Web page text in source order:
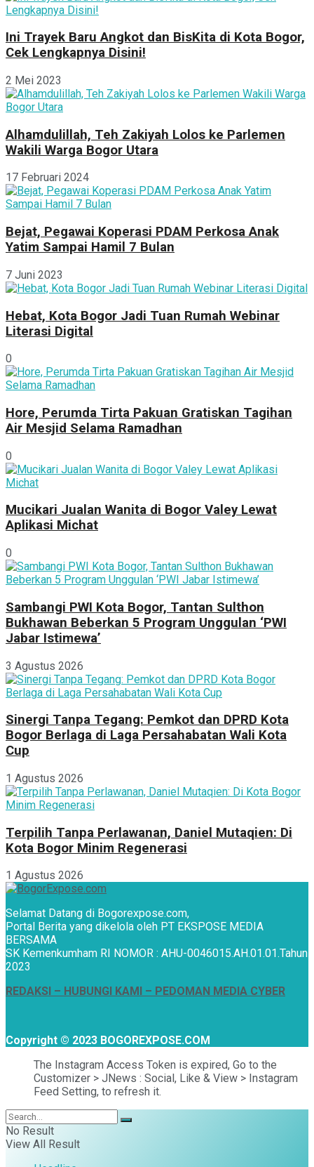
Ini Trayek Baru Angkot dan BisKita di Kota Bogor,
Cek Lengkapnya Disini!
2 Mei 2023
Alhamdulillah, Teh Zakiyah Lolos ke Parlemen
Wakili Warga Bogor Utara
17 Februari 2024
Bejat, Pegawai Koperasi PDAM Perkosa Anak
Yatim Sampai Hamil 7 Bulan
7 Juni 2023
Hebat, Kota Bogor Jadi Tuan Rumah Webinar
Literasi Digital
0
Hore, Perumda Tirta Pakuan Gratiskan Tagihan
Air Mesjid Selama Ramadhan
0
Mucikari Jualan Wanita di Bogor Valey Lewat
Aplikasi Michat
0
Sambangi PWI Kota Bogor, Tantan Sulthon
Bukhawan Beberkan 5 Program Unggulan ‘PWI
Jabar Istimewa’
3 Agustus 2026
Sinergi Tanpa Tegang: Pemkot dan DPRD Kota
Bogor Berlaga di Laga Persahabatan Wali Kota
Cup
1 Agustus 2026
Terpilih Tanpa Perlawanan, Daniel Mutaqien: Di
Kota Bogor Minim Regenerasi
1 Agustus 2026
Selamat Datang di Bogorexpose.com,
Portal Berita yang dikelola oleh PT EKSPOSE MEDIA
BERSAMA
SK Kemenkumham RI NOMOR : AHU-0046015.AH.01.01.Tahun
2023
REDAKSI – HUBUNGI KAMI – PEDOMAN MEDIA CYBER
Copyright © 2023 BOGOREXPOSE.COM
The Instagram Access Token is expired, Go to the
Customizer > JNews : Social, Like & View > Instagram
Feed Setting, to refresh it.
No Result
View All Result